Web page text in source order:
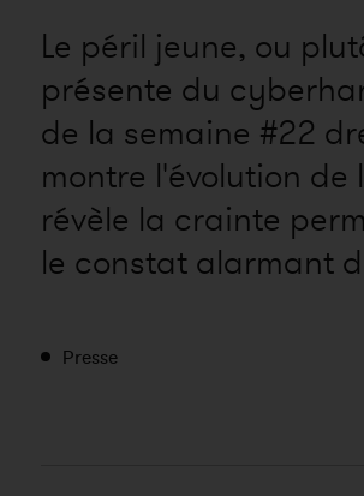
Le péril jeune, ou
présente du
de la semaine #22
montre l'évolution
révèle la crainte
le constat alarmant
Presse